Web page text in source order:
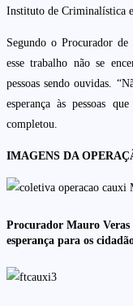
Instituto de Criminalística
Segundo o Procurador
esse trabalho não se
pessoas sendo ouvidas.
esperança às pessoas
completou.
IMAGENS DA
Procurador Mauro
esperança para os